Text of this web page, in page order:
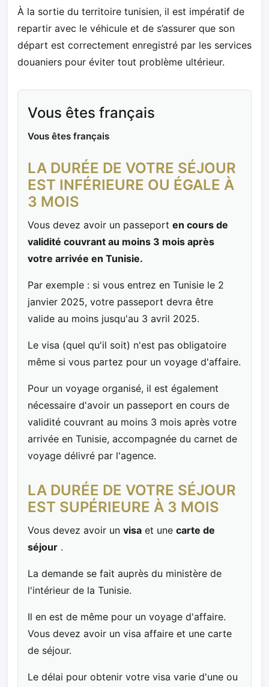
À la sortie du territoire tunisien, il est impératif de
repartir avec le véhicule et de s’assurer que son
départ est correctement enregistré par les services
douaniers pour éviter tout problème ultérieur.
Vous êtes français
Vous êtes français
LA DURÉE DE VOTRE SÉJOUR
EST INFÉRIEURE OU ÉGALE À
3 MOIS
Vous devez avoir un passeport en cours de
validité couvrant au moins 3 mois après
votre arrivée en Tunisie.
Par exemple : si vous entrez en Tunisie le 2
janvier 2025, votre passeport devra être
valide au moins jusqu'au 3 avril 2025.
Le visa (quel qu'il soit) n'est pas obligatoire
même si vous partez pour un voyage d'affaire.
Pour un voyage organisé, il est également
nécessaire d'avoir un passeport en cours de
validité couvrant au moins 3 mois après votre
arrivée en Tunisie, accompagnée du carnet de
voyage délivré par l'agence.
LA DURÉE DE VOTRE SÉJOUR
EST SUPÉRIEURE À 3 MOIS
Vous devez avoir un visa et une carte de
séjour .
La demande se fait auprès du ministère de
l'intérieur de la Tunisie.
Il en est de même pour un voyage d'affaire.
Vous devez avoir un visa affaire et une carte
de séjour.
Le délai pour obtenir votre visa varie d'une ou